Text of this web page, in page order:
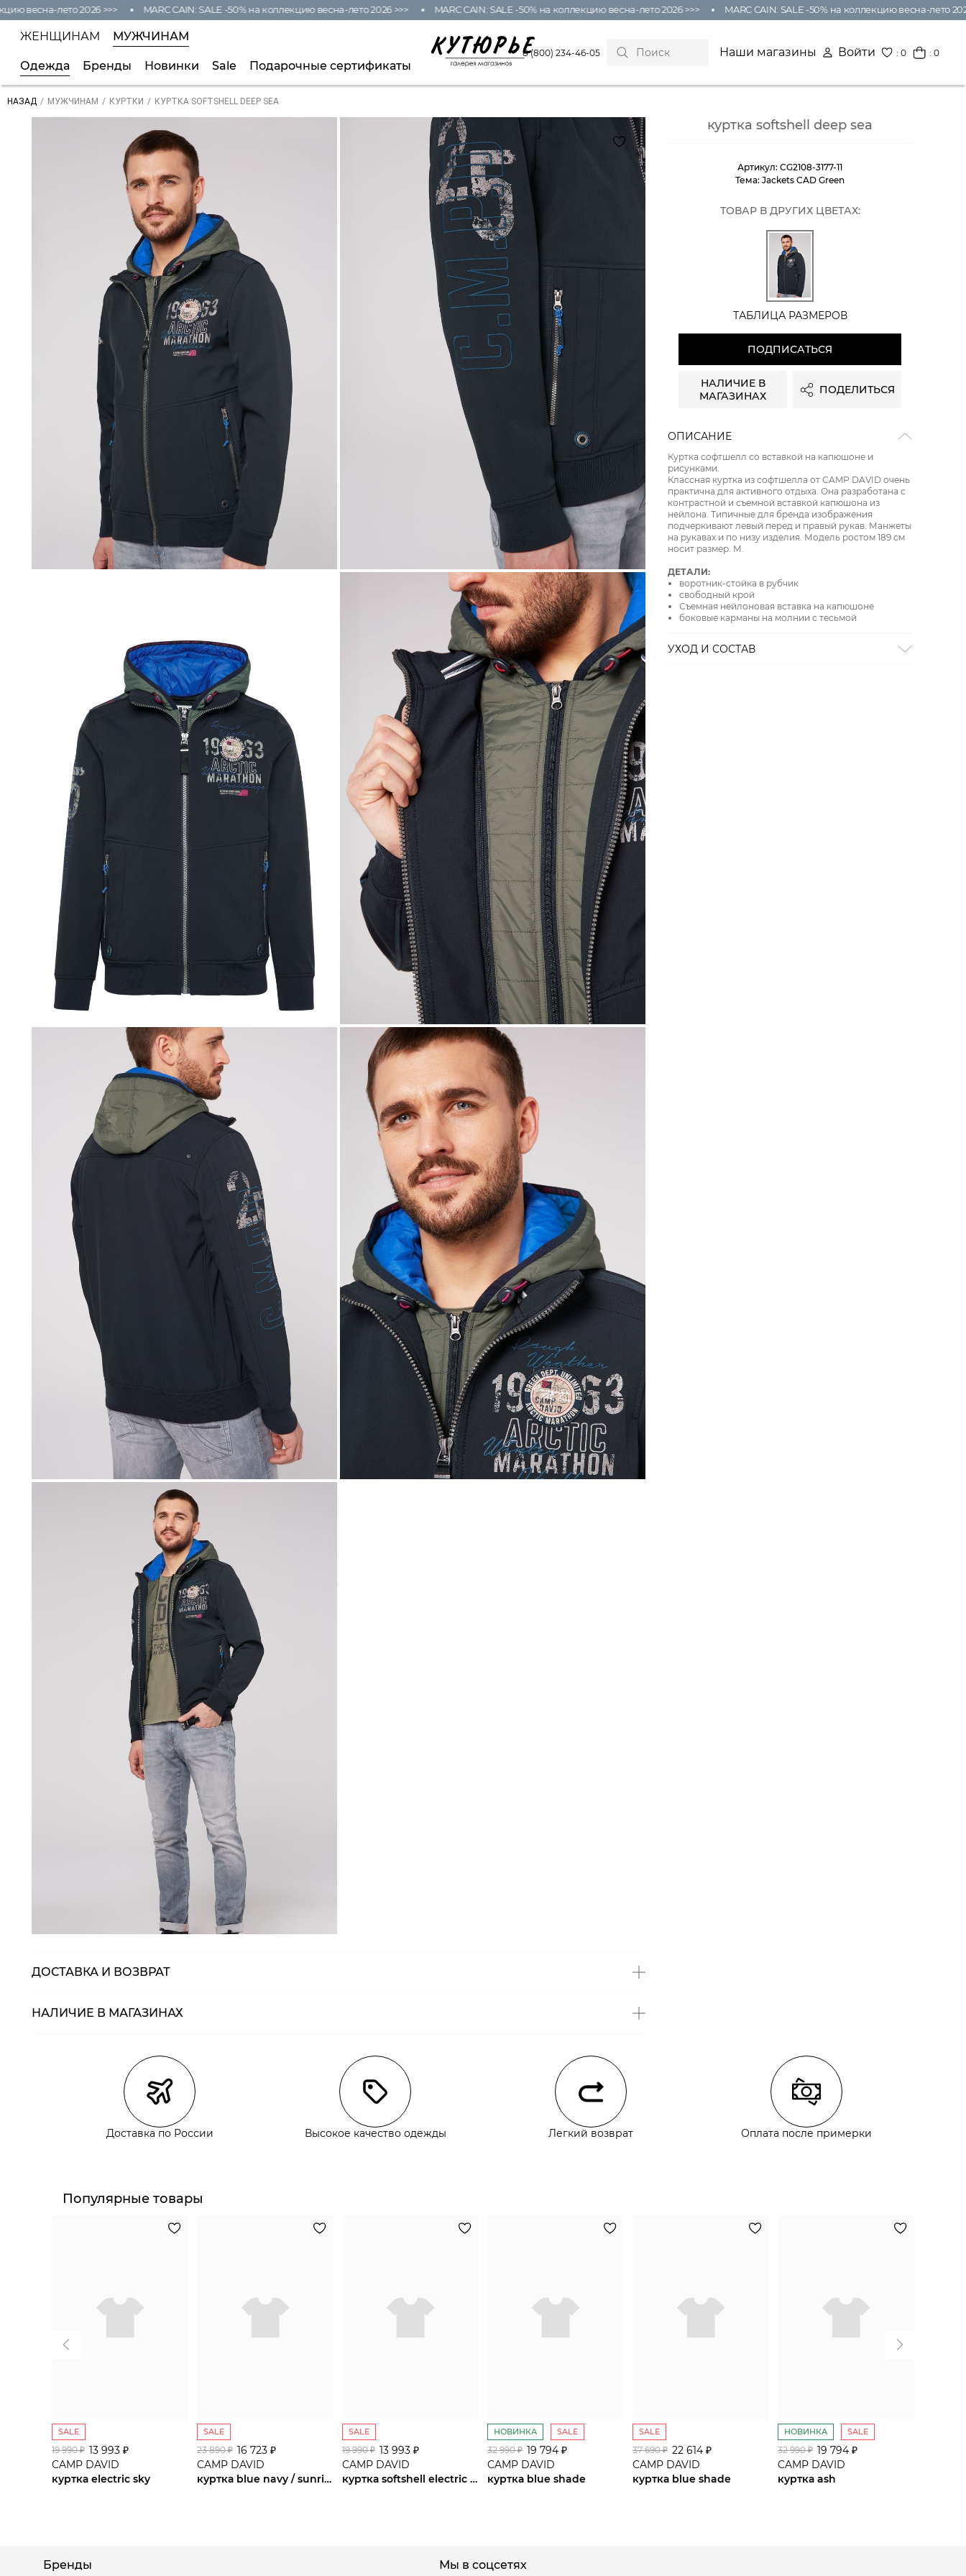
весна-лето 2026 >>> MARC CAIN: SALE -50% на коллекцию весна-лето 2026 >>> MARC CAIN: SALE -50% на коллекцию весна-лето 2026 >>> MARC CAIN: SALE -50% на коллекцию весна-лето 2026
ЖЕНЩИНАМ МУЖЧИНАМ
Одежда Бренды Новинки Sale Подарочные сертификаты
8 (800) 234-46-05 Наши магазины Войти :0 : 0
НАЗАД / МУЖЧИНАМ / КУРТКИ / КУРТКА SOFTSHELL DEEP SEA
ДОСТАВКА И ВОЗВРАТ
Курьерская доставка СДЭК
Самовывоз из пункта выдачи СДЭК
Самовывоз из наших магазинов
сайте СДЭК
НАЛИЧИЕ В МАГАЗИНАХ
куртка softshell deep sea
Артикул:CG2108-3177-11
Тема:Jackets CAD Green
ТОВАР В ДРУГИХ ЦВЕТАХ:
ТАБЛИЦА РАЗМЕРОВ
ПОДПИСАТЬСЯ
НАЛИЧИЕ В
МАГАЗИНАХ
ПОДЕЛИТЬСЯ
ОПИСАНИЕ
Куртка софтшелл со вставкой на капюшоне и
рисунками.
Классная куртка из софтшелла от CAMP DAVID очень
практична для активного отдыха. Она разработана с
контрастной и съемной вставкой капюшона из
нейлона. Типичные для бренда изображения
подчеркивают левый перед и правый рукав. Манжеты
на рукавах и по низу изделия. Модель ростом 189 см
носит размер. М.
ДЕТАЛИ:
воротник-стойка в рубчик
свободный крой
Съемная нейлоновая вставка на капюшоне
боковые карманы на молнии с тесьмой
УХОД И СОСТАВ
Доставка по России Высокое качество одежды Легкий возврат Оплата после примерки
Популярные товары
SALE
19 990 ₽ 13 993 ₽
CAMP DAVID
куртка electric sky
SALE
23 890 ₽ 16 723 ₽
CAMP DAVID
куртка blue navy / sunrise neon
SALE
19 990 ₽ 13 993 ₽
CAMP DAVID
куртка softshell electric sky
НОВИНКА SALE
32 990 ₽ 19 794 ₽
CAMP DAVID
куртка blue shade
SALE
37 690 ₽ 22 614 ₽
CAMP DAVID
куртка blue shade
НОВИНКА SALE
32 990 ₽ 19 794 ₽
CAMP DAVID
куртка ash
Бренды Мы в соцсетях